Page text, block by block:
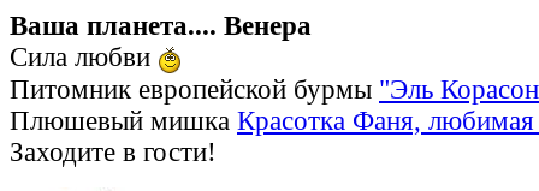
Ваша планета.... Венера
Сила любви
Питомник европейской бурмы "Эль
Плюшевый мишка Красотка Фаня, любимая
Заходите в гости!